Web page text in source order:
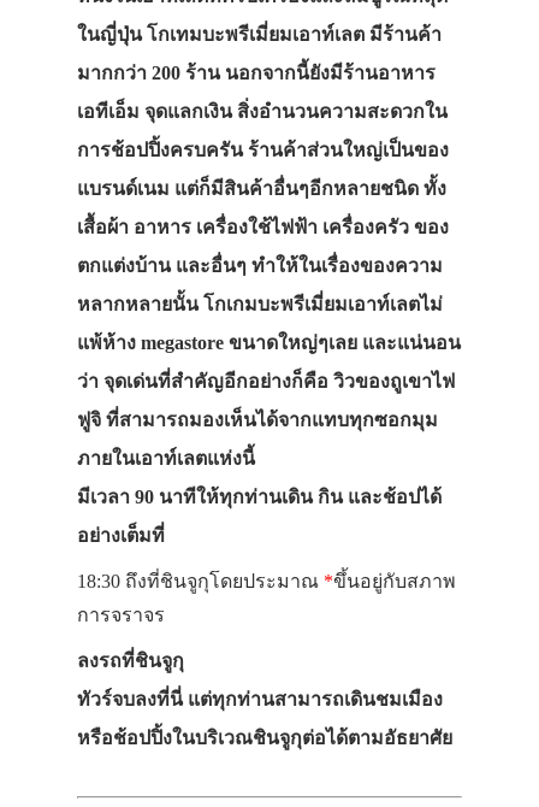
ในญี่ปุ่น โกเทมบะพรีเมี่ยมเอาท์เลต มีร้านค้า
มากกว่า 200 ร้าน นอกจากนี้ยังมีร้านอาหาร
เอทีเอ็ม จุดแลกเงิน สิ่งอำนวนความสะดวกใน
การช้อปปิ้งครบครัน ร้านค้าส่วนใหญ่เป็นของ
แบรนด์เนม แต่ก็มีสินค้าอื่นๆอีกหลายชนิด ทั้ง
เสื้อผ้า อาหาร เครื่องใช้ไฟฟ้า เครื่องครัว ของ
ตกแต่งบ้าน และอื่นๆ ทำให้ในเรื่องของความ
หลากหลายนั้น โกเกมบะพรีเมี่ยมเอาท์เลตไม่
แพ้ห้าง megastore ขนาดใหญ่ๆเลย และแน่นอน
ว่า จุดเด่นที่สำคัญอีกอย่างก็คือ วิวของถูเขาไฟ
ฟูจิ ที่สามารถมองเห็นได้จากแทบทุกซอกมุม
ภายในเอาท์เลตแห่งนี้
มีเวลา 90 นาทีให้ทุกท่านเดิน กิน และช้อปได้
อย่างเต็มที่
18:30 ถึงที่ชินจูกุโดยประมาณ *ขึ้นอยู่กับสภาพ
การจราจร
ลงรถที่ชินจูกุ
ทัวร์จบลงที่นี่ แต่ทุกท่านสามารถเดินชมเมือง
หรือช้อปปิ้งในบริเวณชินจูกุต่อได้ตามอัธยาศัย